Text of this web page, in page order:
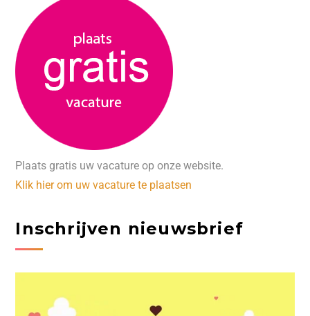
Plaats gratis uw vacature op onze website.
Klik hier om uw vacature te plaatsen
Inschrijven nieuwsbrief